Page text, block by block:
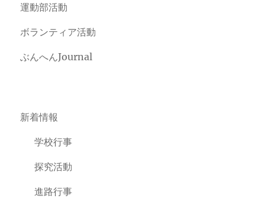
運動部活動
ボランティア活動
ぶんへんJournal
新着情報
学校行事
探究活動
進路行事